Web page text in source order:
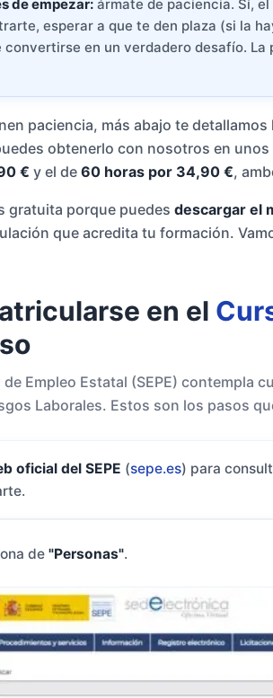
de empezar: ármate de paciencia. Sí, el
esperar a que te den plaza (si la
convertirse en un verdadero desafío. La
paciencia, más abajo te
obtenerlo con nosotros en
€ y el de 60 horas por 34,90 €,
gratuita porque puedes descargar el
que acredita tu formación.
en el
de Empleo Estatal (SEPE) contempla
Laborales. Estos son los pasos
oficial del SEPE (sepe.es) para
de "Personas".